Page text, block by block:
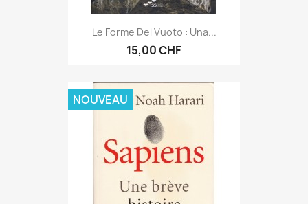
Le Forme Del Vuoto : Una...
15,00 CHF
NOUVEAU